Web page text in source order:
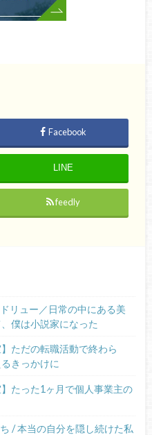
Facebook
LINE
feedly
リュー／日常の中にある美
僕は小説家になった
】ただの転職活動で終わら
きっかけに
】たった1ヶ月で個人事業主の
/ 本当の自分を隠し続けた私